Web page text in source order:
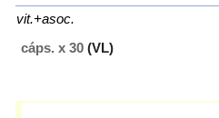
vit.+asoc.
cáps. x 30 (VL)